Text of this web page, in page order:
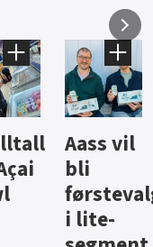
og
fra
Hard
iste fra
Hansa